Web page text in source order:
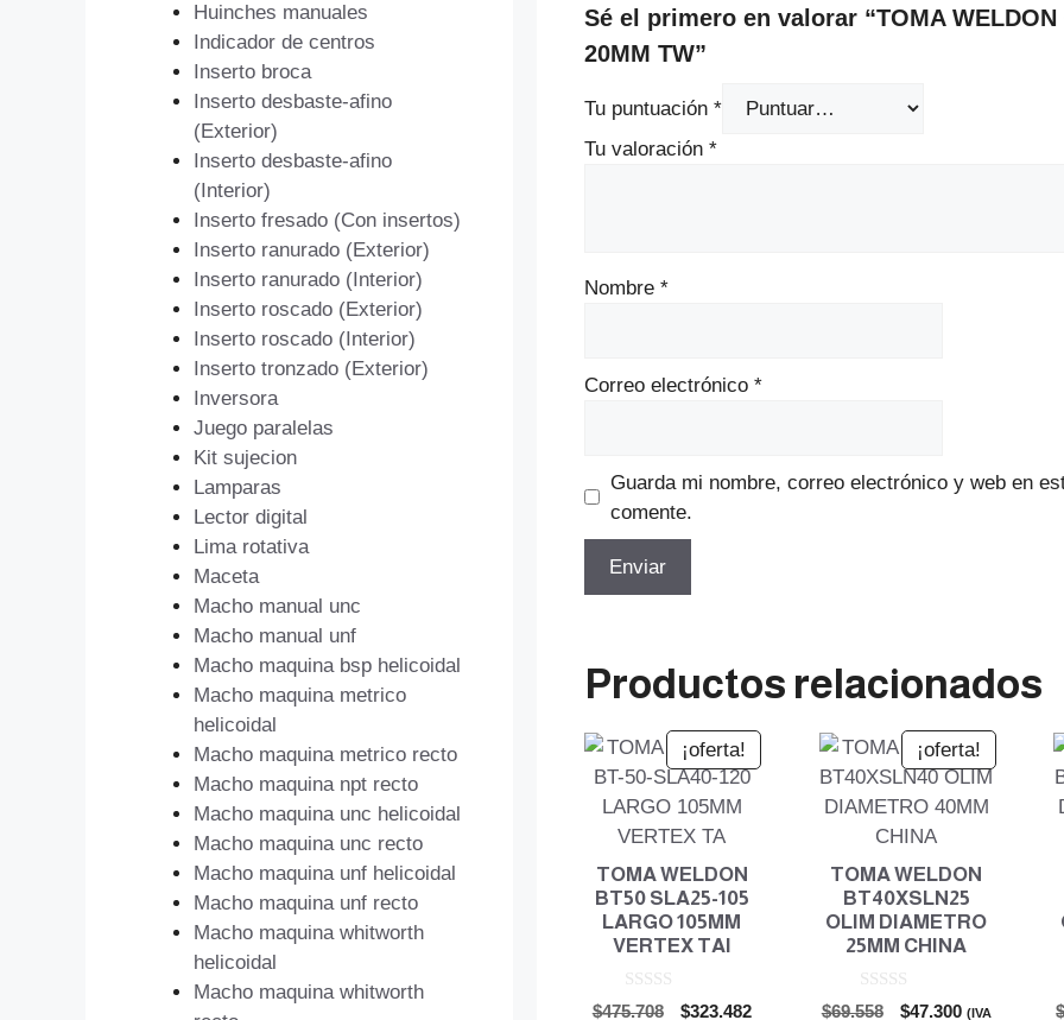
Sé el primero en valorar “TOMA WELDON
20MM TW”
Tu puntuación *
Tu valoración *
Nombre *
Correo electrónico *
Guarda mi nombre, correo electrónico y web en
comente.
Productos relacionados
¡oferta!
TOMA WELDON
BT50 SLA25-105
LARGO 105MM
VERTEX TAI
0
$475.708
El
$323.482El
¡oferta!
TOMA WELDON
BT40XSLN25
OLIM DIAMETRO
25MM CHINA
0
$69.558
El
$47.300El(IVA
Huinches manuales
Indicador de centros
Inserto broca
Inserto desbaste-afino
(Exterior)
Inserto desbaste-afino
(Interior)
Inserto fresado (Con insertos)
Inserto ranurado (Exterior)
Inserto ranurado (Interior)
Inserto roscado (Exterior)
Inserto roscado (Interior)
Inserto tronzado (Exterior)
Inversora
Juego paralelas
Kit sujecion
Lamparas
Lector digital
Lima rotativa
Maceta
Macho manual unc
Macho manual unf
Macho maquina bsp helicoidal
Macho maquina metrico
helicoidal
Macho maquina metrico recto
Macho maquina npt recto
Macho maquina unc helicoidal
Macho maquina unc recto
Macho maquina unf helicoidal
Macho maquina unf recto
Macho maquina whitworth
helicoidal
Macho maquina whitworth